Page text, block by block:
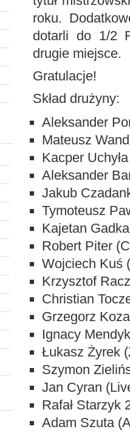
roku.
dotarli do 1/2
drugie miejsce.
Gratulacje!
Skład drużyny:
Aleksander
Mateusz
Kacper
Aleksander
Jakub
Tymoteusz
Kajetan
Robert Piter
Wojciech Kuś
Krzysztof
Christian
Grzegorz
Ignacy
Łukasz Żyrek
Szymon
Jan Cyran
Rafał Starzyk
Adam Szuta